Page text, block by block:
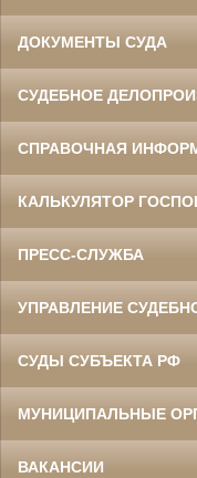
ДОКУМЕНТЫ СУДА
СУДЕБНОЕ
СПРАВОЧНАЯ
КАЛЬКУЛЯТОР
ПРЕСС-СЛУЖБА
УПРАВЛЕНИЕ
СУДЫ СУБЪЕКТА РФ
МУНИЦИПАЛЬНЫЕ
ВАКАНСИИ